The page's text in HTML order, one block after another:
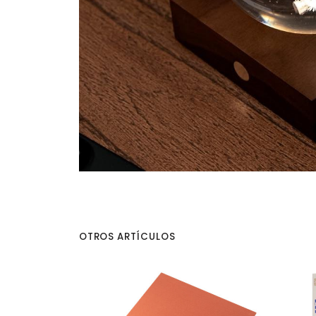
OTROS ARTÍCULOS